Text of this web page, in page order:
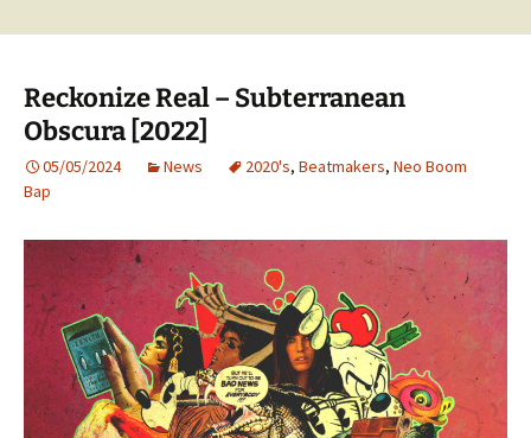
Reckonize Real – Subterranean
Obscura [2022]
05/05/2024 News 2020's, Beatmakers, Neo Boom
Bap